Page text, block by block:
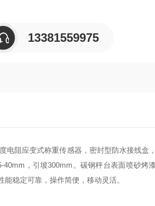
13381559975
电阻应变式称重传感器，密封型防水接线盒
，引坡300mm。碳钢秤台表面喷砂烤
稳定可靠，操作简便，移动灵活。